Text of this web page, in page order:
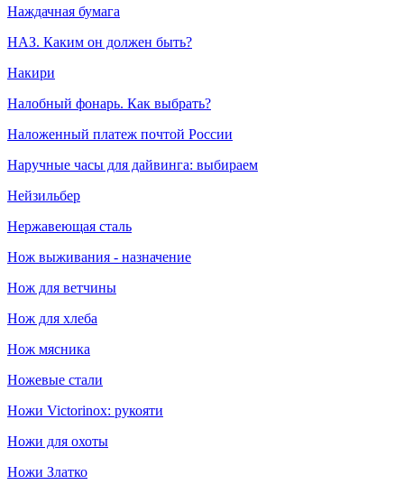
Наждачная бумага
НАЗ. Каким он должен быть?
Накири
Налобный фонарь. Как выбрать?
Наложенный платеж почтой России
Наручные часы для дайвинга: выбираем
Нейзильбер
Нержавеющая сталь
Нож выживания - назначение
Нож для ветчины
Нож для хлеба
Нож мясника
Ножевые стали
Ножи Victorinox: рукояти
Ножи для охоты
Ножи Златко